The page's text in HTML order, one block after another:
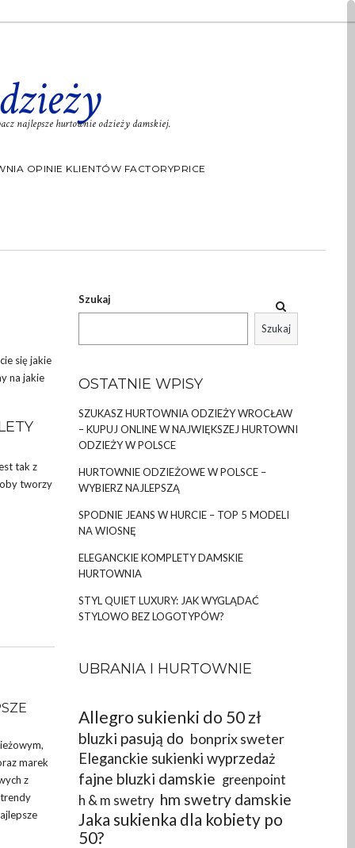
najlepsze hurtownie odzieży damskiej.
OPINIE KLIENTÓW FACTORYPRICE
się jakie
na jakie
tak z
tworzy
marek
z
Szukaj
Szukaj
OSTATNIE WPISY
SZUKASZ HURTOWNIA ODZIEŻY WROCŁAW
– KUPUJ ONLINE W NAJWIĘKSZEJ HURTOWNI
ODZIEŻY W POLSCE
HURTOWNIE ODZIEŻOWE W POLSCE –
WYBIERZ NAJLEPSZĄ
SPODNIE JEANS W HURCIE – TOP 5 MODELI
NA WIOSNĘ
ELEGANCKIE KOMPLETY DAMSKIE
HURTOWNIA
STYL QUIET LUXURY: JAK WYGLĄDAĆ
STYLOWO BEZ LOGOTYPÓW?
UBRANIA I HURTOWNIE
Allegro sukienki do 50 zł
bluzki pasują do bonprix sweter
Eleganckie sukienki wyprzedaż
fajne bluzki damskie greenpoint
h & m swetry hm swetry damskie
Jaka sukienka dla kobiety po
50?